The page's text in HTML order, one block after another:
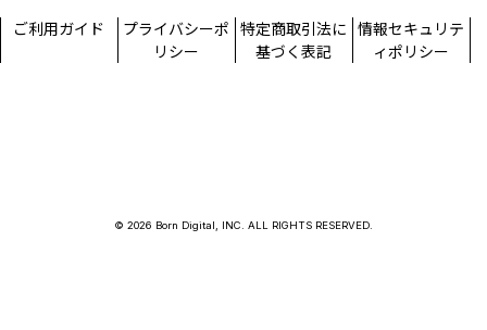
ご利用ガイド
プライバシーポ
リシー
特定商取引法に
基づく表記
情報セキュリテ
ィポリシー
© 2026 Born Digital, INC. ALL RIGHTS RESERVED.